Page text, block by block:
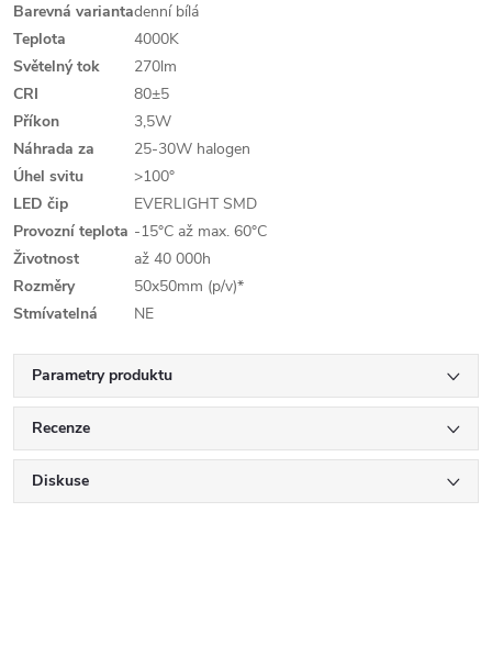
Barevná variantadenní bílá
Teplota
4000K
Světelný tok
270lm
CRI
80±5
Příkon
3,5W
Náhrada za
25-30W halogen
Úhel svitu
>100°
LED čip
EVERLIGHT SMD
Provozní teplota -15°C až max. 60°C
Životnost
až 40 000h
Rozměry
50x50mm (p/v)*
Stmívatelná
NE
Parametry produktu
Recenze
Diskuse